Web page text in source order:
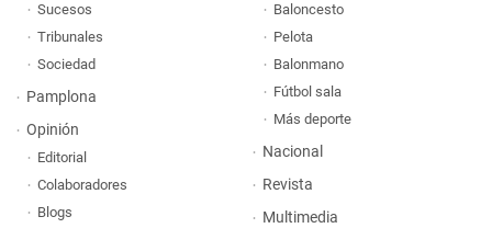
Sucesos
Tribunales
Sociedad
Pamplona
Opinión
Editorial
Colaboradores
Blogs
Baloncesto
Pelota
Balonmano
Fútbol sala
Más deporte
Nacional
Revista
Multimedia